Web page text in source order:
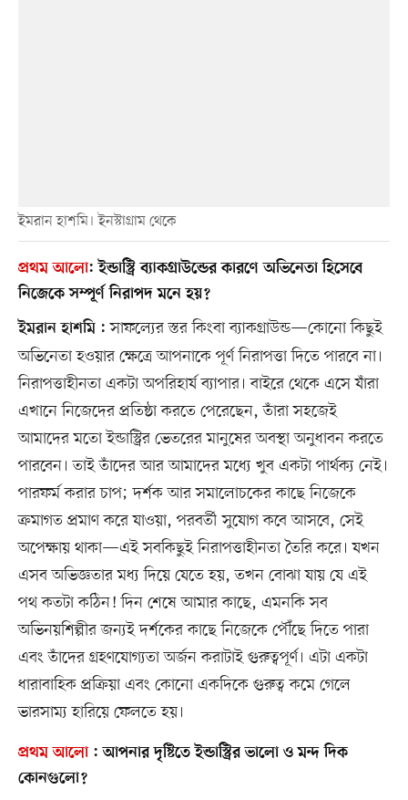
ইমরান হাশমি। ইনস্টাগ্রাম থেকে
প্রথম আলো:ইন্ডাস্ট্রি ব্যাকগ্রাউন্ডের কারণে অভিনেতা হিসেবে
নিজেকে সম্পূর্ণ নিরাপদ মনে হয়?
ইমরান হাশমি :সাফল্যের স্তর কিংবা ব্যাকগ্রাউন্ড—কোনো কিছুই
অভিনেতা হওয়ার ক্ষেত্রে আপনাকে পূর্ণ নিরাপত্তা দিতে পারবে না।
নিরাপত্তাহীনতা একটা অপরিহার্য ব্যাপার। বাইরে থেকে এসে যাঁরা
এখানে নিজেদের প্রতিষ্ঠা করতে পেরেছেন, তাঁরা সহজেই
আমাদের মতো ইন্ডাস্ট্রির ভেতরের মানুষের অবস্থা অনুধাবন করতে
পারবেন। তাই তাঁদের আর আমাদের মধ্যে খুব একটা পার্থক্য নেই।
পারফর্ম করার চাপ; দর্শক আর সমালোচকের কাছে নিজেকে
ক্রমাগত প্রমাণ করে যাওয়া, পরবর্তী সুযোগ কবে আসবে, সেই
অপেক্ষায় থাকা—এই সবকিছুই নিরাপত্তাহীনতা তৈরি করে। যখন
এসব অভিজ্ঞতার মধ্য দিয়ে যেতে হয়, তখন বোঝা যায় যে এই
পথ কতটা কঠিন! দিন শেষে আমার কাছে, এমনকি সব
অভিনয়শিল্পীর জন্যই দর্শকের কাছে নিজেকে পৌঁছে দিতে পারা
এবং তাঁদের গ্রহণযোগ্যতা অর্জন করাটাই গুরুত্বপূর্ণ। এটা একটা
ধারাবাহিক প্রক্রিয়া এবং কোনো একদিকে গুরুত্ব কমে গেলে
ভারসাম্য হারিয়ে ফেলতে হয়।
প্রথম আলো:আপনার দৃষ্টিতে ইন্ডাস্ট্রির ভালো ও মন্দ দিক
কোনগুলো?